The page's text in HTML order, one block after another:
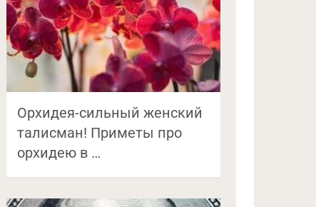
Орхидея-сильный женский
талисман! Приметы про
орхидею в …